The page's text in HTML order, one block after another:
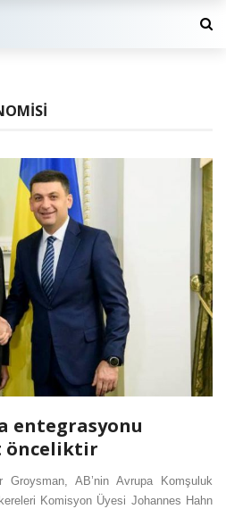
entegrasyonu
önceliktir
Groysman, AB’nin Avrupa Komşuluk
Komisyon Üyesi Johannes Hahn